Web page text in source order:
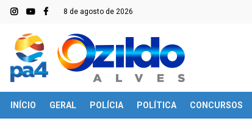
8 de agosto de 2026
INÍCIO GERAL POLÍCIA POLÍTICA CONCURSOS